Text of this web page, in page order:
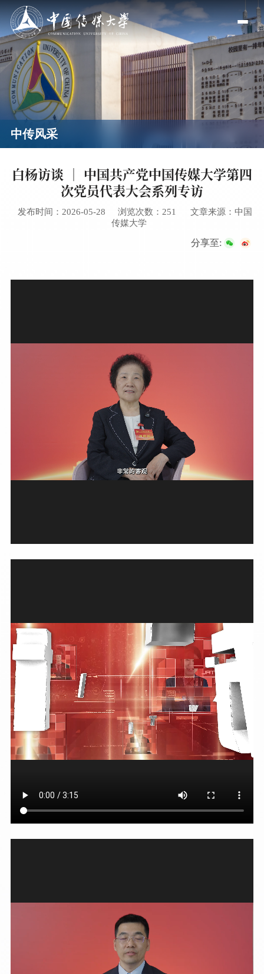
中传风采
白杨访谈 ｜ 中国共产党中国传媒大学第四
次党员代表大会系列专访
发布时间：2026-05-28 浏览次数： 251
文章来源：中国
传媒大学
分享至: